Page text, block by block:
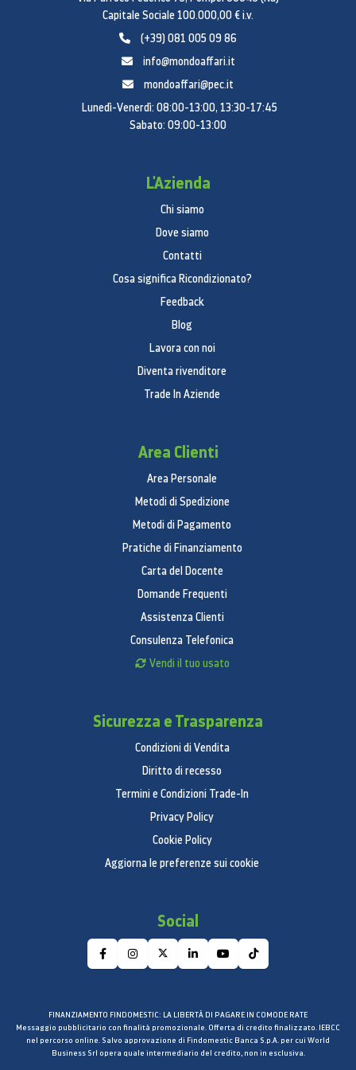
Foto e Live Photos ad ampia gamma cromatica
Correzione dell’obiettivo
Retina Flash
Stabilizzazione automatica dell’immagine
Modalità scatto in sequenza
Chiamate video
Inquadratura automatica
Chiamate audio
FaceTime audio
Da iPad a qualsiasi dispositivo con FaceTime, via
Altopar­lanti
Altopar­lanti stereo
Cellulare e wireless
Wi‑Fi 6 (802.11ax) con tecnologia MIMO 2×2; fino
Bussola digitale
Giroscopio a 3 assi
Accelerometro
Sensore di luce ambientale
Sblocchi l’iPad con un tocco
Proteggi i dati personali nelle app
Per mandare messaggi, impostare promemoria e
Utilizzo hands‑free
Ascolto e ricono­scimento brani
Ricarica ed espansione
Capitale Sociale 100.000,00 € i.v.
(+39) 081 005 09 86
info@mondoaffari.it
mondoaffari@pec.it
Lunedì-Venerdì: 08:00-13:00, 13:30-17:45
Sabato: 09:00-13:00
L'Azienda
Chi siamo
Dove siamo
Contatti
Cosa significa Ricondizionato?
Feedback
Blog
Lavora con noi
Diventa rivenditore
Trade In Aziende
Area Clienti
Area Personale
Metodi di Spedizione
Metodi di Pagamento
Pratiche di Finanziamento
Carta del Docente
Domande Frequenti
Assistenza Clienti
Consulenza Telefonica
Vendi il tuo usato
Sicurezza e Trasparenza
Condizioni di Vendita
Diritto di recesso
Termini e Condizioni Trade-In
Privacy Policy
Cookie Policy
Aggiorna le preferenze sui cookie
Social
FINANZIAMENTO FINDOMESTIC: LA LIBERTÀ DI PAGARE IN COMODE RATE
Messaggio pubblicitario con finalità promozionale. Offerta di credito finalizzato. IEBCC
nel percorso online. Salvo approvazione di Findomestic Banca S.p.A. per cui World
Business Srl opera quale intermediario del credito, non in esclusiva.